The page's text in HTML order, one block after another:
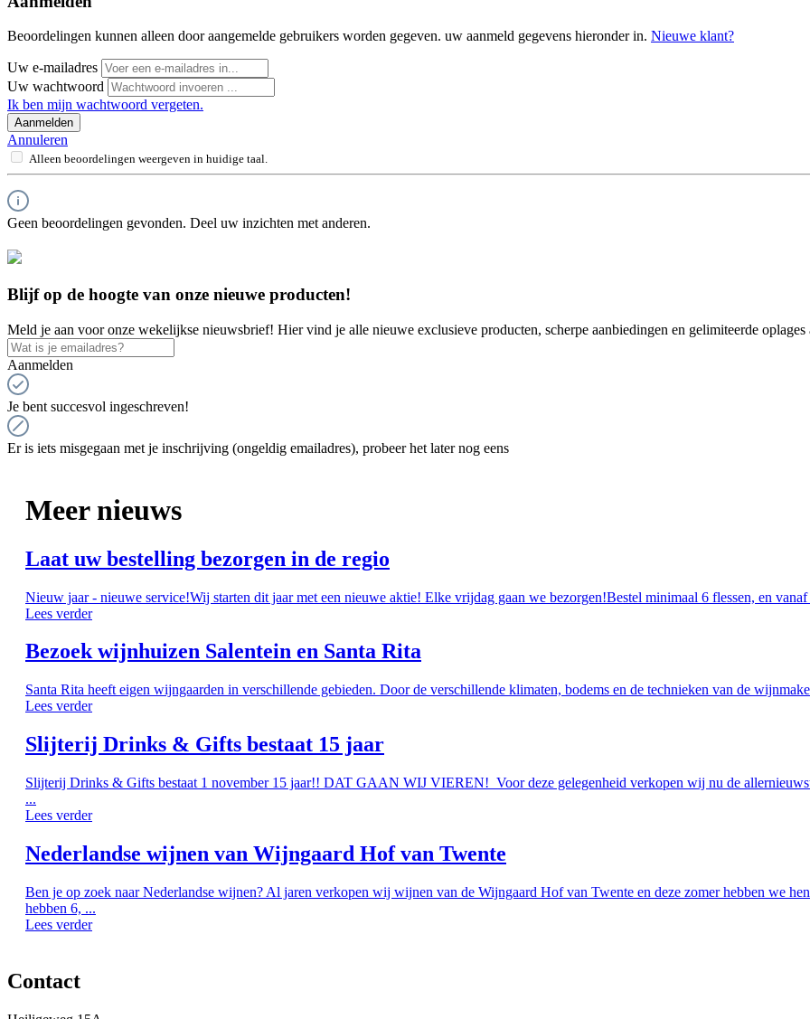
Beoordelingen kunnen alleen door aangemelde gebruikers worden gegeven. uw aanmeld gegevens hieronder in. Nieuwe klant?
Uw e-mailadres
Uw wachtwoord
Ik ben mijn wachtwoord vergeten.
Aanmelden
Annuleren
Alleen beoordelingen weergeven in huidige taal.
Geen beoordelingen gevonden. Deel uw inzichten met anderen.
Blijf op de hoogte van onze nieuwe producten!
Meld je aan voor onze wekelijkse nieuwsbrief! Hier vind je alle nieuwe exclusieve producten, scherpe aanbiedingen en gelimiteerde oplages
Aanmelden
Je bent succesvol ingeschreven!
Er is iets misgegaan met je inschrijving (ongeldig emailadres), probeer het later nog eens
Meer nieuws
Laat uw bestelling bezorgen in de regio
Nieuw jaar - nieuwe service!Wij starten dit jaar met een nieuwe aktie! Elke vrijdag gaan we bezorgen!Bestel minimaal 6 flessen, en
Lees verder
Bezoek wijnhuizen Salentein en Santa Rita
Santa Rita heeft eigen wijngaarden in verschillende gebieden. Door de verschillende klimaten, bodems en de technieken van de
Lees verder
Slijterij Drinks & Gifts bestaat 15 jaar
Slijterij Drinks & Gifts bestaat 1 november 15 jaar!! DAT GAAN WIJ VIEREN! Voor deze gelegenheid verkopen wij nu de
...
Lees verder
Nederlandse wijnen van Wijngaard Hof van Twente
Ben je op zoek naar Nederlandse wijnen? Al jaren verkopen wij wijnen van de Wijngaard Hof van Twente en deze zomer hebben we
hebben 6, ...
Lees verder
Contact